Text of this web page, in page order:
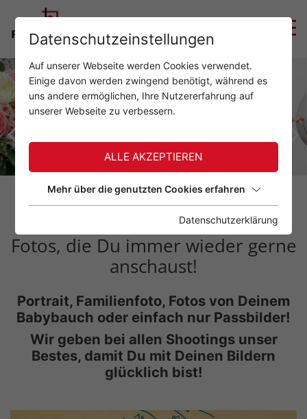
Fotos, die Du immer wieder gerne
anschaust!
Portrait, Familienfoto, Fotos von Deinem
Babybauch oder einfach nur Passbilder!
Wir geben bei allen Shootings unser
Bestes, damit Du mit Deinen Bildern
glücklich bist!
Datenschutzeinstellungen
Auf unserer Webseite werden Cookies verwendet.
Einige davon werden zwingend benötigt, während es
uns andere ermöglichen, Ihre Nutzererfahrung auf
unserer Webseite zu verbessern.
ALLE AKZEPTIEREN
Mehr über die genutzten Cookies erfahren
Datenschutzerklärung